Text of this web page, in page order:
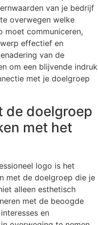
van je bedrijf
overwegen welke
moet communiceren,
effectief en
van de
om een blijvende indruk
met je doelgroep
de doelgroep
met het
logo is het
met de doelgroep die je
alleen esthetisch
met de beoogde
en